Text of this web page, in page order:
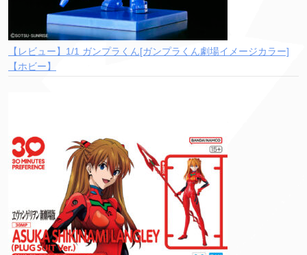
【レビュー】1/1 ガンプラくん[ガンプラくん劇場イメージカラー]
【ホビー】